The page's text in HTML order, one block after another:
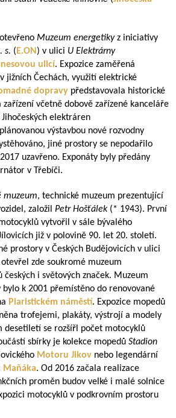
Muzeum energetikyz iniciativy
s. ( E.ON ) v ulici U Elektrárny
ulicí. Expozice zaměřená
jižních Čechách, využití elektrické
dopravy představovala historické
včetně dobově zařízené kanceláře
elektráren
výstavbou nové rozvodny
jiné prostory se nepodařilo
uzavřeno. Exponáty byly předány
v Třebíči.
muzeum, technické muzeum prezentující
založil Petr Hošťálek(* 1943). První
vytvořil v sále bývalého
již v polovině 90. let 20. století.
prostory v Českých Budějovicích v ulici
zde soukromé muzeum
i světových značek. Muzeum
bylo k 2001 přemístěno do renovované
Piaristickém náměstí. Expozice mopedů
trofejemi, plakáty, výstrojí a modely
desetiletí se rozšířl počet motocyklů
sbírky je kolekce mopedů Stadion
Motoru Jikov nebo legendární
Maňáka. Od 2016 začala realizace
proměn budov velké i malé solnice
motocyklů v podkrovním prostoru